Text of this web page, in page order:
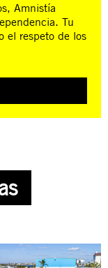
Amnistía
Tu
el respeto de los